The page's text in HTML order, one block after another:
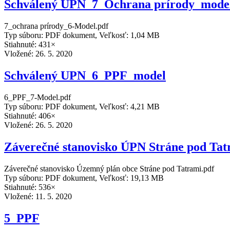
Schválený UPN_7_Ochrana
7_ochrana prírody_6-Model.pdf
Typ súboru: PDF dokument, Veľkosť: 1,04 MB
Stiahnuté: 431×
Vložené: 26. 5. 2020
Schválený UPN_6_PPF_model
6_PPF_7-Model.pdf
Typ súboru: PDF dokument, Veľkosť: 4,21 MB
Stiahnuté: 406×
Vložené: 26. 5. 2020
Záverečné stanovisko ÚPN Stráne pod
Záverečné stanovisko Územný plán obce Stráne pod Tatrami.pdf
Typ súboru: PDF dokument, Veľkosť: 19,13 MB
Stiahnuté: 536×
Vložené: 11. 5. 2020
5_PPF